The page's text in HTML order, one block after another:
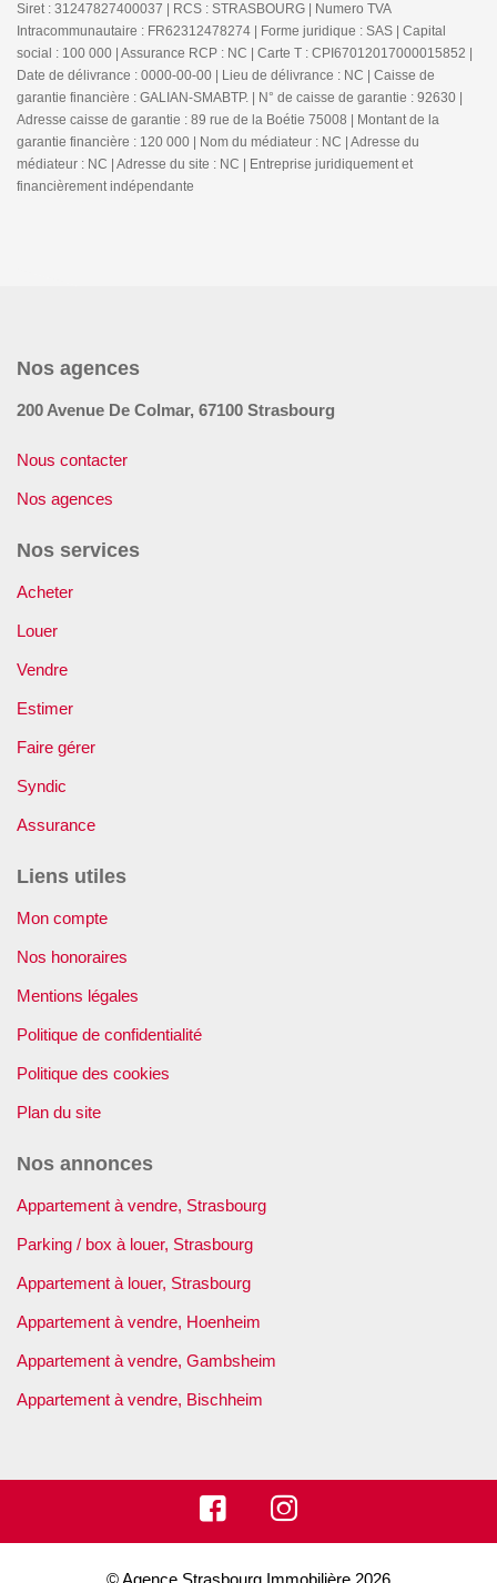
Siret : 31247827400037 | RCS : STRASBOURG | Numero TVA
Intracommunautaire : FR62312478274 | Forme juridique : SAS | Capital
social : 100 000 | Assurance RCP : NC | Carte T : CPI67012017000015852 |
Date de délivrance : 0000-00-00 | Lieu de délivrance : NC | Caisse de
garantie financière : GALIAN-SMABTP. | N° de caisse de garantie : 92630 |
Adresse caisse de garantie : 89 rue de la Boétie 75008 | Montant de la
garantie financière : 120 000 | Nom du médiateur : NC | Adresse du
médiateur : NC | Adresse du site : NC |
Entreprise juridiquement et
financièrement indépendante
Nos agences
200 Avenue De Colmar, 67100 Strasbourg
Nous contacter
Nos agences
Nos services
Acheter
Louer
Vendre
Estimer
Faire gérer
Syndic
Assurance
Liens utiles
Mon compte
Nos honoraires
Mentions légales
Politique de confidentialité
Politique des cookies
Plan du site
Nos annonces
Appartement à vendre, Strasbourg
Parking / box à louer, Strasbourg
Appartement à louer, Strasbourg
Appartement à vendre, Hoenheim
Appartement à vendre, Gambsheim
Appartement à vendre, Bischheim
© Agence Strasbourg Immobilière 2026